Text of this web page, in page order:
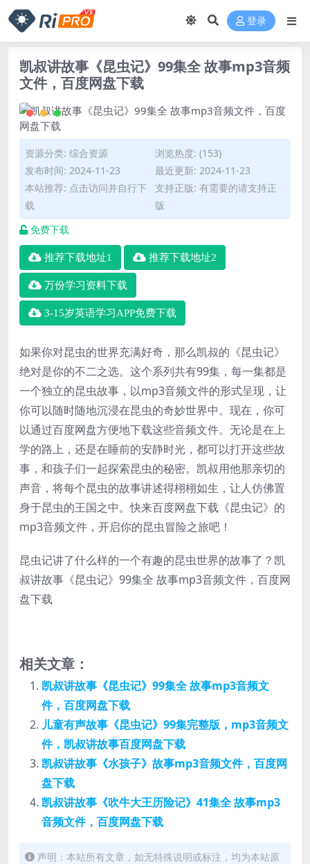
登录
凯叔讲故事《昆虫记》99集全 故事mp3音频
文件，百度网盘下载
资源分类: 综合资源
浏览热度: (153)
发布时间: 2024-11-23
最近更新: 2024-11-23
本站推荐: 点击访问并自行下
载
支持正版: 有需要的请支持正
版
免费下载
推荐下载地址1 推荐下载地址2
万份学习资料下载
3-15岁英语学习APP免费下载
如果你对昆虫的世界充满好奇，那么凯叔的《昆虫记》
绝对是你的不二之选。这个系列共有99集，每一集都是
一个独立的昆虫故事，以mp3音频文件的形式呈现，让
你可以随时随地沉浸在昆虫的奇妙世界中。现在，你可
以通过百度网盘方便地下载这些音频文件。无论是在上
学的路上，还是在睡前的安静时光，都可以打开这些故
事，和孩子们一起探索昆虫的秘密。凯叔用他那亲切的
声音，将每个昆虫的故事讲述得栩栩如生，让人仿佛置
身于昆虫的王国之中。快来百度网盘下载《昆虫记》的
mp3音频文件，开启你的昆虫冒险之旅吧！
昆虫记讲了什么样的一个有趣的昆虫世界的故事了？凯
叔讲故事《昆虫记》99集全 故事mp3音频文件，百度网
盘下载
相关文章：
凯叔讲故事《昆虫记》99集全 故事mp3音频文
件，百度网盘下载
儿童有声故事《昆虫记》99集完整版，mp3音频文
件，凯叔讲故事百度网盘下载
凯叔讲故事《水孩子》故事mp3音频文件，百度网
盘下载
凯叔讲故事《吹牛大王历险记》41集全 故事mp3
音频文件，百度网盘下载
声明：本站所有文章，如无特殊说明或标注，均为本站原